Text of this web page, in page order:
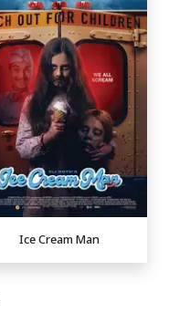
Ice Cream Man